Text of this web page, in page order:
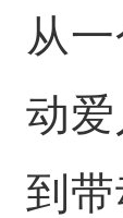
从
动
到